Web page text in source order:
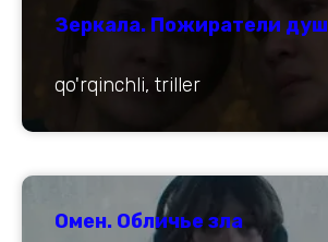
Зеркала. Пожиратели душ
qo'rqinchli, triller
Омен. Обличье зла